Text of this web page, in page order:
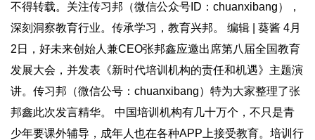
不得转载。关注传习邦（微信公众号ID：chuanxibang），
深刻洞察教育行业。传承学习，教育兴邦。 编辑 | 葵酱 4月
2日，好未来创始人兼CEO张邦鑫应邀出席第八届全国教育
发展大会，并发表《新时代培训机构的责任和机遇》主题演
讲。传习邦（微信公号：chuanxibang）特为大家整理了张
邦鑫此次发言精华。 中国培训机构有几十万个，不只是青
少年要课外辅导，成年人也在各种APP上接受教育。培训行